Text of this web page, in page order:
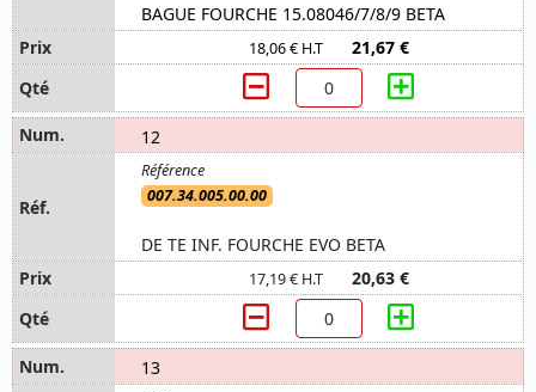
BAGUE FOURCHE 15.08046/7/8/9 BETA
18,06 € H.T 21,67 €
12
007.34.005.00.00
DE TE INF. FOURCHE EVO BETA
17,19 € H.T 20,63 €
13